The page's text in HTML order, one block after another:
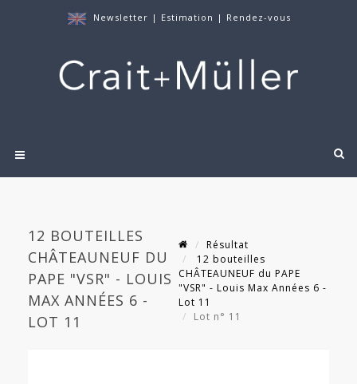
Newsletter | Estimation | Rendez-vous
12 BOUTEILLES
CHÂTEAUNEUF DU
PAPE "VSR" - LOUIS
MAX ANNÉES 6 -
LOT 11
Résultat
12 bouteilles
CHÂTEAUNEUF du PAPE
"VSR" - Louis Max Années 6 -
Lot 11
Lot n° 11